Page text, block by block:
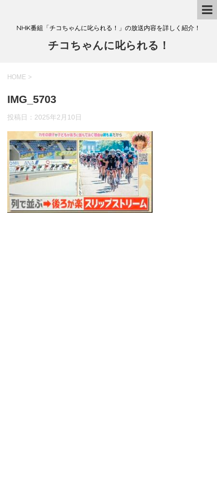
NHK番組「チコちゃんに叱られる！」の放送内容を詳しく紹介！
チコちゃんに叱られる！
HOME >
IMG_5703
投稿日： 2025年2月10日